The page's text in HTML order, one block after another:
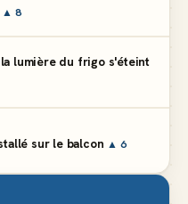
▲ 8
lumière du frigo s'éteint
sur le balcon ▲ 6